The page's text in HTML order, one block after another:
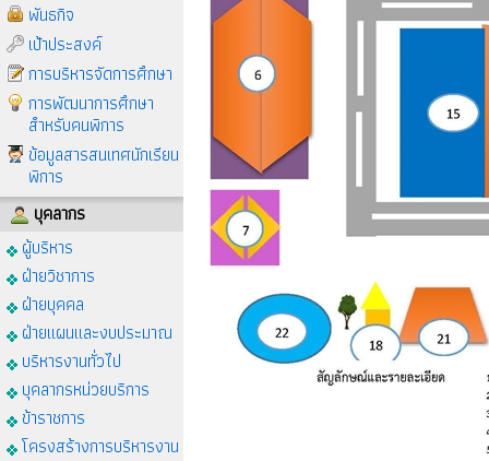
พันธกิจ
เป้าประสงค์
การบริหารจัดการศึกษา
การพัฒนาการศึกษา
สำหรับคนพิการ
ข้อมูลสารสนเทศนักเรียน
พิการ
บุคลากร
ผู้บริหาร
ฝ่ายวิชาการ
ฝ่ายบุคคล
ฝ่ายแผนและงบประมาณ
บริหารงานทั่วไป
บุคลากรหน่วยบริการ
ข้าราชการ
โครงสร้างการบริหารงาน